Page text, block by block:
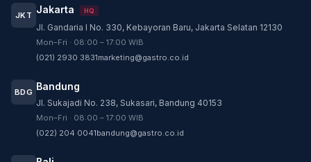
JKT Jakarta HQ
Jl. Gandaria I No. 330, Kebayoran Baru, Jakarta Selatan 12130
Mon–Fri · 08:00 – 17:00 WIB
(021) 2930 3831marketing@gastro.co.id
BDG Bandung
Jl. Sukajadi No. 238, Sukasari, Bandung 40153
Mon–Fri · 08:00 – 17:00 WIB
(022) 204 0041bandung@gastro.co.id
Customer Service
sesuai kebutuhan Anda.
Tim biasanya membalas dalam beberapa menit.
CS - Tanya Produk Gastro